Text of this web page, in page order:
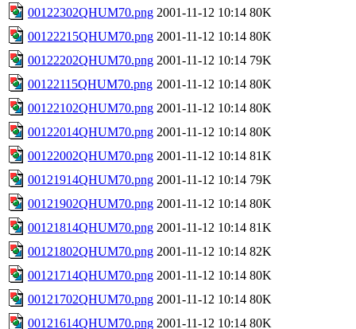
00122302QHUM70.png 2001-11-12 10:14 80K
00122215QHUM70.png 2001-11-12 10:14 80K
00122202QHUM70.png 2001-11-12 10:14 79K
00122115QHUM70.png 2001-11-12 10:14 80K
00122102QHUM70.png 2001-11-12 10:14 80K
00122014QHUM70.png 2001-11-12 10:14 80K
00122002QHUM70.png 2001-11-12 10:14 81K
00121914QHUM70.png 2001-11-12 10:14 79K
00121902QHUM70.png 2001-11-12 10:14 80K
00121814QHUM70.png 2001-11-12 10:14 81K
00121802QHUM70.png 2001-11-12 10:14 82K
00121714QHUM70.png 2001-11-12 10:14 80K
00121702QHUM70.png 2001-11-12 10:14 80K
00121614QHUM70.png 2001-11-12 10:14 80K